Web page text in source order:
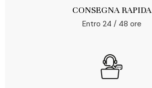
CONSEGNA RAPIDA
Entro 24 / 48 ore